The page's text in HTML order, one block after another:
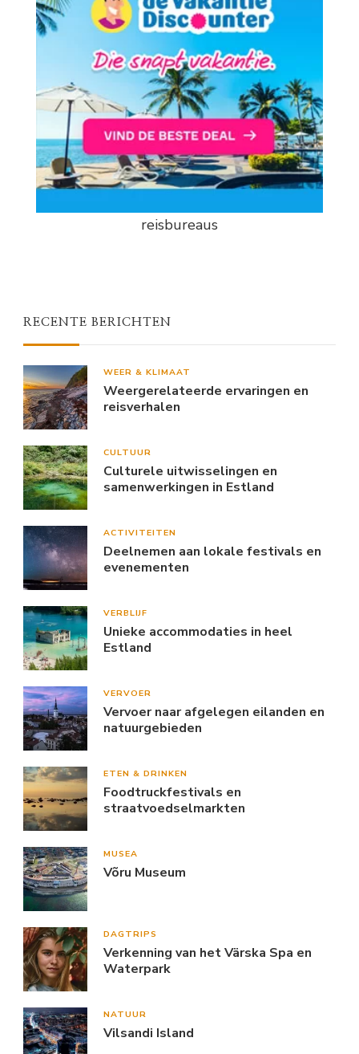
reisbureaus
RECENTE BERICHTEN
WEER & KLIMAAT
Weergerelateerde ervaringen en
reisverhalen
CULTUUR
Culturele uitwisselingen en
samenwerkingen in Estland
ACTIVITEITEN
Deelnemen aan lokale festivals en
evenementen
VERBLIJF
Unieke accommodaties in heel
Estland
VERVOER
Vervoer naar afgelegen eilanden en
natuurgebieden
ETEN & DRINKEN
Foodtruckfestivals en
straatvoedselmarkten
MUSEA
Võru Museum
DAGTRIPS
Verkenning van het Värska Spa en
Waterpark
NATUUR
Vilsandi Island